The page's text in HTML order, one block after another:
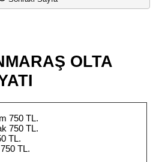
OLTA
750 TL.
750 TL.
TL.
TL.